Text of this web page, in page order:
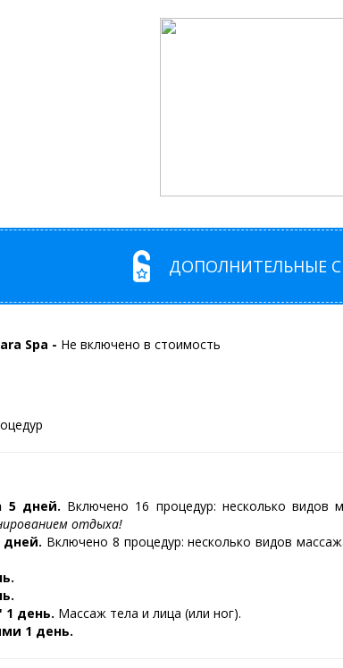
ДОПОЛНИТЕЛЬНЫЕ
Spa - Не включено в стоимость
5 дней. Включено 16 процедур: несколько видов
отдыха!
дней. Включено 8 процедур: несколько видов
1 день. Массаж тела и лица (или ног).
1 день.